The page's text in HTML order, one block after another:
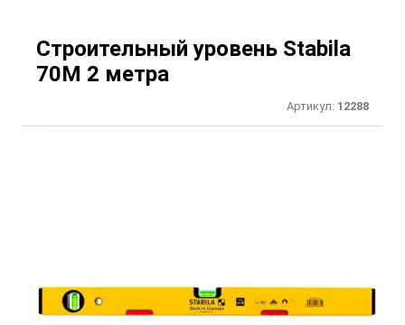
Строительный уровень Stabila
70M 2 метра
Артикул: 12288